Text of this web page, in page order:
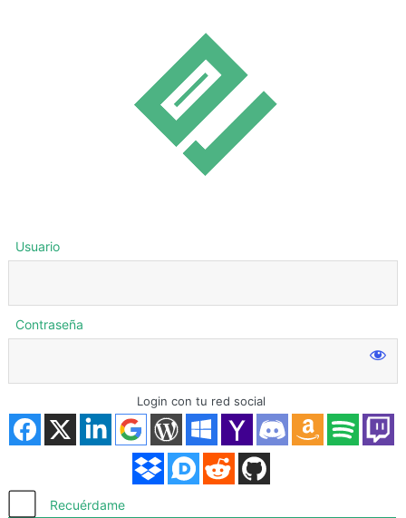
Acceder
Usuario
Contraseña
Login con tu red social
Recuérdame